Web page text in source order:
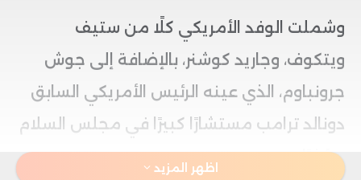
وشملت الوفد الأمريكي كلًا من ستيف
ويتكوف، وجاريد كوشنر، بالإضافة إلى جوش
جرونباوم، الذي عينه الرئيس الأمريكي السابق
دونالد ترامب مستشارًا كبيرًا في مجلس السلام
مؤخرًا.
اظهر المزيد